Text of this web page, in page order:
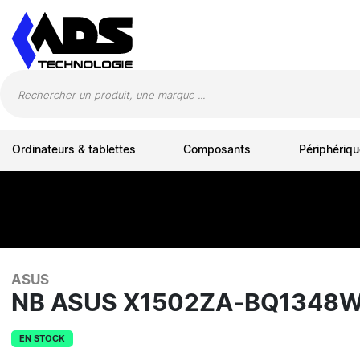
Ordinateurs & tablettes Composants
ASUS
NB ASUS X1502ZA-
EN STOCK